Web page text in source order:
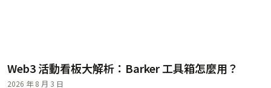
Web3 活動看板大解析：Barker 工具箱怎麼用？
2026 年 8 月 3 日